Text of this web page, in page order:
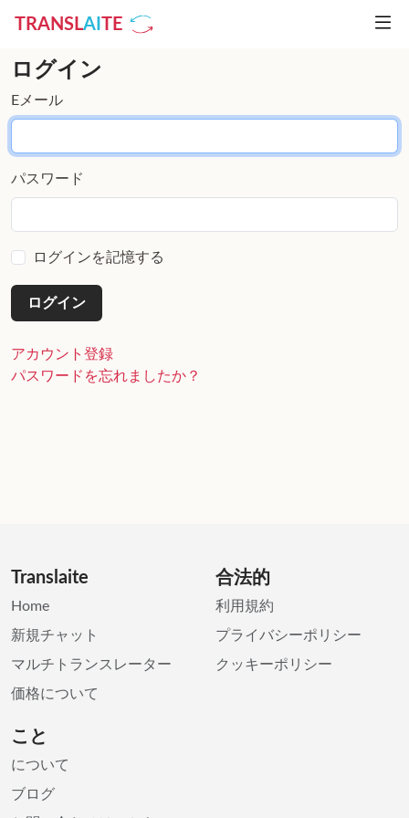
TRANSLAI TE
ログイン
Eメール
パスワード
ログインを記憶する
アカウント登録
パスワードを忘れましたか？
Translaite
Home
新規チャット
マルチトランスレーター
価格について
合法的
利用規約
プライバシーポリシー
クッキーポリシー
こと
について
ブログ